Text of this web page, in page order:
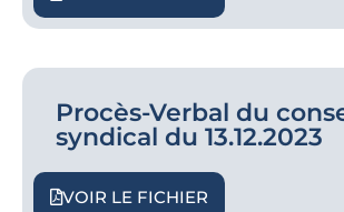
Procès-Verbal du
syndical du 13.12.2023
VOIR LE FICHIER